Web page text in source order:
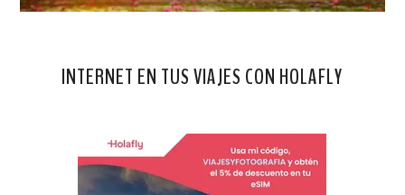
INTERNET EN TUS VIAJES CON HOLAFLY